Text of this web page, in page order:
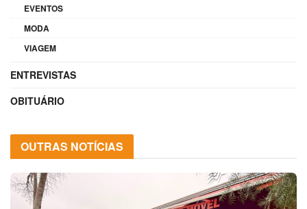
EVENTOS
MODA
VIAGEM
ENTREVISTAS
OBITUÁRIO
OUTRAS NOTÍCIAS